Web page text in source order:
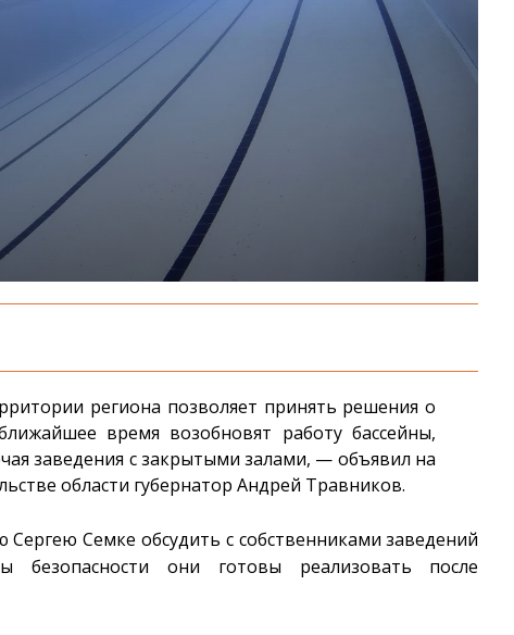
региона позволяет принять решения о
время возобновят работу бассейны,
заведения с закрытыми залами, — объявил на
области губернатор Андрей Травников.
Семке обсудить с собственниками заведений
безопасности они готовы реализовать после